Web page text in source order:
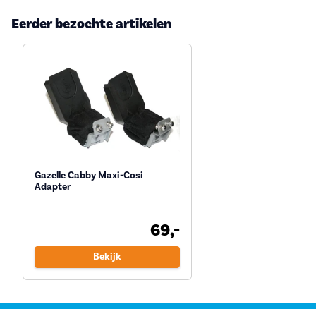
Eerder bezochte artikelen
Gazelle Cabby Maxi-Cosi
Adapter
69,-
Bekijk